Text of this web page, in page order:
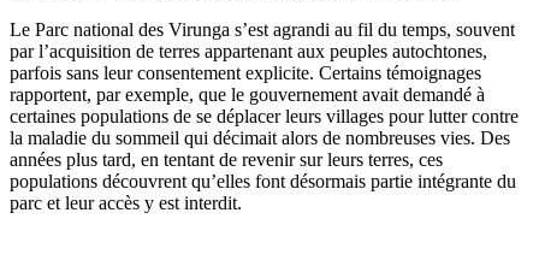
Le Parc national des Virunga s’est agrandi au fil du temps, souvent
par l’acquisition de terres appartenant aux peuples autochtones,
parfois sans leur consentement explicite. Certains témoignages
rapportent, par exemple, que le gouvernement avait demandé à
certaines populations de se déplacer leurs villages pour lutter contre
la maladie du sommeil qui décimait alors de nombreuses vies. Des
années plus tard, en tentant de revenir sur leurs terres, ces
populations découvrent qu’elles font désormais partie intégrante du
parc et leur accès y est interdit.